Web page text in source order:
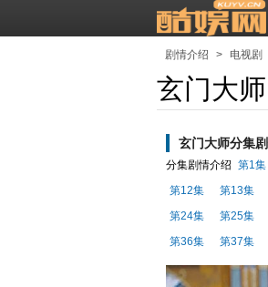
剧情介绍 > 电视剧
玄门大师
玄门大师分集
分集剧情介绍 第1集
第12集
第13集
第24集
第25集
第36集
第37集